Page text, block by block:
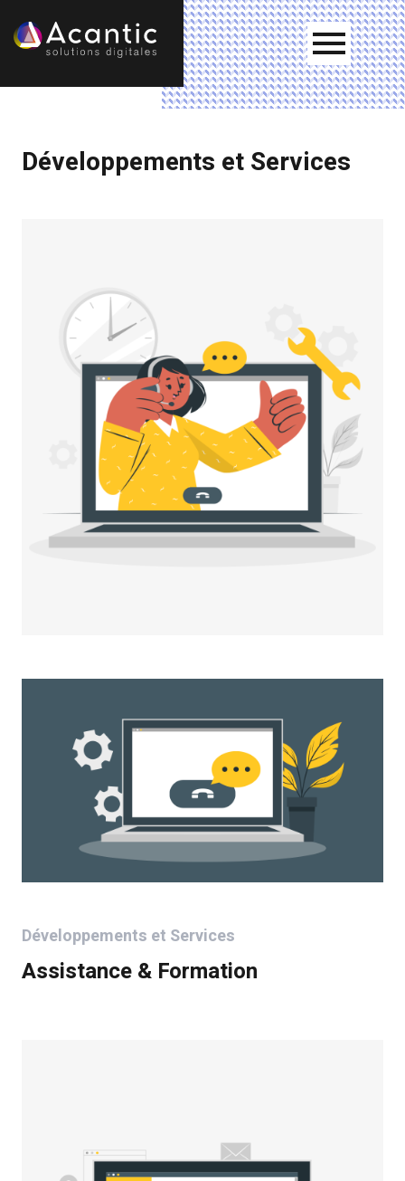
Développements et Services
Développements et Services
Assistance & Formation